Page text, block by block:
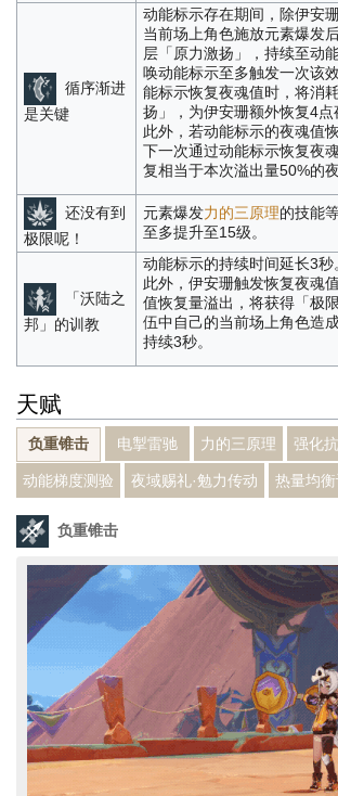
循序渐进
是关键
动能标示存在期间，除伊安
当前场上角色施放元素爆发
层「原力激扬」，持续至动
唤动能标示至多触发一次该
能标示恢复夜魂值时，将消
扬」，为伊安珊额外恢复4点
此外，若动能标示的夜魂值
下一次通过动能标示恢复夜
复相当于本次溢出量50%的夜
还没有到
极限呢！
元素爆发力的三原理的技能
至多提升至15级。
「沃陆之
邦」的训教
动能标示的持续时间延长3秒
此外，伊安珊触发恢复夜魂
值恢复量溢出，将获得「极
伍中自己的当前场上角色造
持续3秒。
天赋
负重锥击 电掣雷驰 力的三原理 强化
动能梯度测验 夜域赐礼·勉力传动 热量均衡
负重锥击